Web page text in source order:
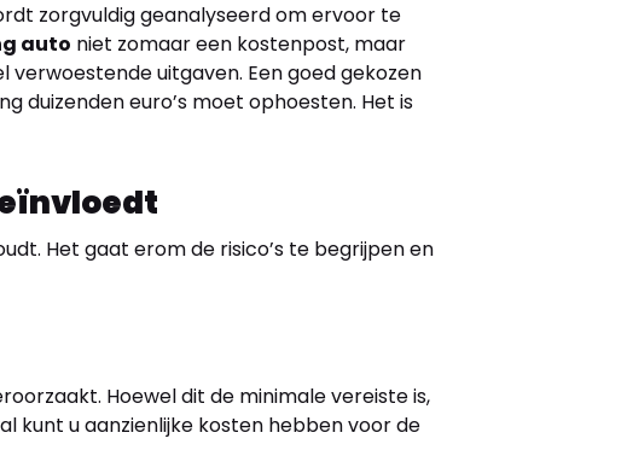
zorgvuldig geanalyseerd om ervoor te
auto niet zomaar een kostenpost, maar
uitgaven. Een goed gekozen
duizenden euro’s moet ophoesten. Het is
Het gaat erom de risico’s te begrijpen en
Hoewel dit de minimale vereiste is,
kunt u aanzienlijke kosten hebben voor de